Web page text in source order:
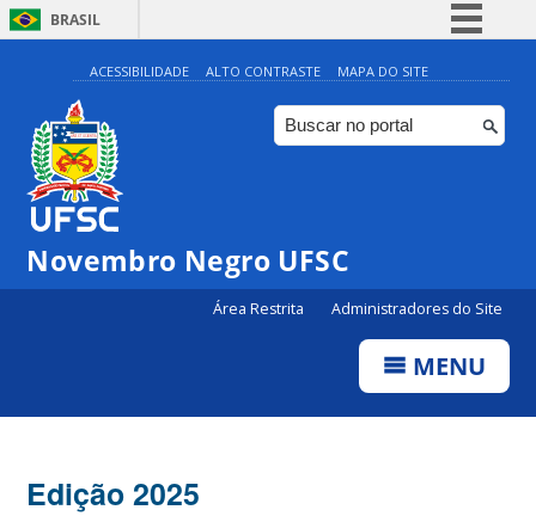
BRASIL
Simplifique!
Comunica BR
Participe
ACESSIBILIDADE ALTO CONTRASTE MAPA DO SITE
Novembro Negro UFSC
Área Restrita Administradores do Site
MENU
Edição 2025